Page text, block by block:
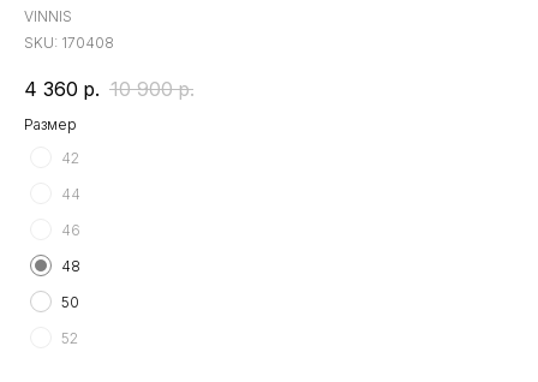
VINNIS
SKU: 170408
4 360 р. 10 900 р.
Размер
42
44
46
48
50
52